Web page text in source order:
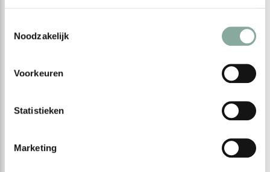
Noodzakelijk
Voorkeuren
Statistieken
Marketing
Meld je aan voor onze